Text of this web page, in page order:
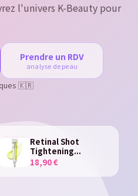
l'univers K-Beauty pour
Prendre un RDV
analyse de peau
🇰🇷
Retinal Shot
Tightening...
18,90 €